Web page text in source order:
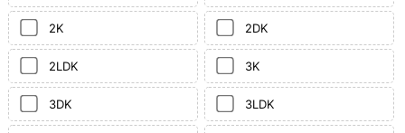
2K 2DK
2LDK 3K
3DK 3LDK